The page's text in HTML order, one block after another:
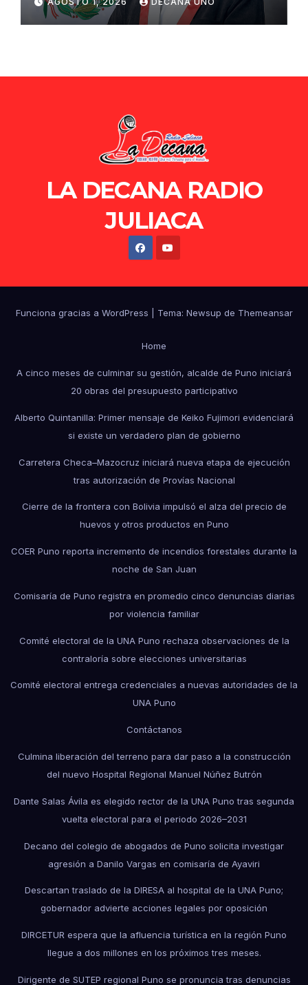
de Ollanta Humala
LA DECANA RADIO
JULIACA
Funciona gracias a WordPress Tema: Newsup de Themeansar
Home
A cinco meses de culminar su gestión, alcalde de Puno iniciará
20 obras del presupuesto participativo
Alberto Quintanilla: Primer mensaje de Keiko Fujimori evidenciará
si existe un verdadero plan de gobierno
Carretera Checa–Mazocruz iniciará nueva etapa de ejecución
tras autorización de Provías Nacional
Cierre de la frontera con Bolivia impulsó el alza del precio de
huevos y otros productos en Puno
COER Puno reporta incremento de incendios forestales durante la
noche de San Juan
Comisaría de Puno registra en promedio cinco denuncias diarias
por violencia familiar
Comité electoral de la UNA Puno rechaza observaciones de la
contraloría sobre elecciones universitarias
Comité electoral entrega credenciales a nuevas autoridades de la
UNA Puno
Contáctanos
Culmina liberación del terreno para dar paso a la construcción
del nuevo Hospital Regional Manuel Núñez Butrón
Dante Salas Ávila es elegido rector de la UNA Puno tras segunda
vuelta electoral para el periodo 2026–2031
Decano del colegio de abogados de Puno solicita investigar
agresión a Danilo Vargas en comisaría de Ayaviri
Descartan traslado de la DIRESA al hospital de la UNA Puno;
gobernador advierte acciones legales por oposición
DIRCETUR espera que la afluencia turística en la región Puno
llegue a dos millones en los próximos tres meses.
Dirigente de SUTEP regional Puno se pronuncia tras denuncias